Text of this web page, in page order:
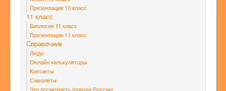
Презентации 10 класс
11 класс
Биология 11 класс
Презентации 11 класс
Справочник
Люди
Онлайн калькуляторы
Контакты
Самолеты
Что посмотреть (города России)